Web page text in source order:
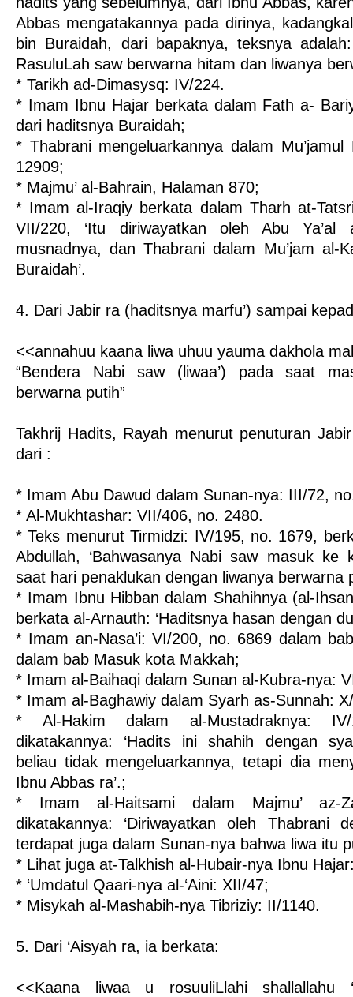
Abbas mengatakannya pada dirinya,
bin Buraidah, dari bapaknya, teksnya
RasuluLah saw berwarna hitam dan liwanya
* Tarikh ad-Dimasysq: IV/224.
* Imam Ibnu Hajar berkata dalam Fath a-
dari haditsnya Buraidah;
* Thabrani mengeluarkannya dalam
12909;
* Majmu’ al-Bahrain, Halaman 870;
* Imam al-Iraqiy berkata dalam Tharh at-
VII/220, ‘Itu diriwayatkan oleh Abu Ya’al
musnadnya, dan Thabrani dalam Mu’jam al-
Buraidah’.
4. Dari Jabir ra (haditsnya marfu’) sampai
<<annahuu kaana liwa uhuu yauma dakhola
“Bendera Nabi saw (liwaa’) pada saat
berwarna putih”
Takhrij Hadits, Rayah menurut penuturan
dari :
* Imam Abu Dawud dalam Sunan-nya: III/72,
* Al-Mukhtashar: VII/406, no. 2480.
* Teks menurut Tirmidzi: IV/195, no. 1679,
Abdullah, ‘Bahwasanya Nabi saw masuk ke
saat hari penaklukan dengan liwanya berwarna
* Imam Ibnu Hibban dalam Shahihnya (al-
berkata al-Arnauth: ‘Haditsnya hasan dengan
* Imam an-Nasa’i: VI/200, no. 6869 dalam
dalam bab Masuk kota Makkah;
* Imam al-Baihaqi dalam Sunan al-Kubra-nya:
* Imam al-Baghawiy dalam Syarh as-Sunnah:
* Al-Hakim dalam al-Mustadraknya:
dikatakannya: ‘Hadits ini shahih dengan
beliau tidak mengeluarkannya, tetapi dia
Ibnu Abbas ra’.;
* Imam al-Haitsami dalam Majmu’ az-
dikatakannya: ‘Diriwayatkan oleh Thabrani
terdapat juga dalam Sunan-nya bahwa liwa itu
* Lihat juga at-Talkhish al-Hubair-nya Ibnu
* ‘Umdatul Qaari-nya al-‘Aini: XII/47;
* Misykah al-Mashabih-nya Tibriziy: II/1140.
5. Dari ‘Aisyah ra, ia berkata:
<<Kaana liwaa u rosuuliLlahi shallallahu